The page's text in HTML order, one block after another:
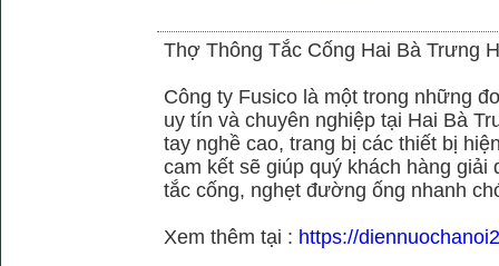
Thợ Thông Tắc Cống Hai Bà Trưng
Công ty Fusico là một trong những
uy tín và chuyên nghiệp tại Hai Bà
tay nghề cao, trang bị các thiết bị
cam kết sẽ giúp quý khách hàng
tắc cống, nghẹt đường ống nhanh
Xem thêm tại : https://